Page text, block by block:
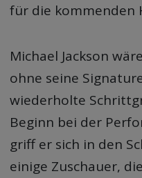
für die kommenden
Michael Jackson
ohne seine
wiederholte
Beginn bei der
griff er sich in den
einige Zuschauer,